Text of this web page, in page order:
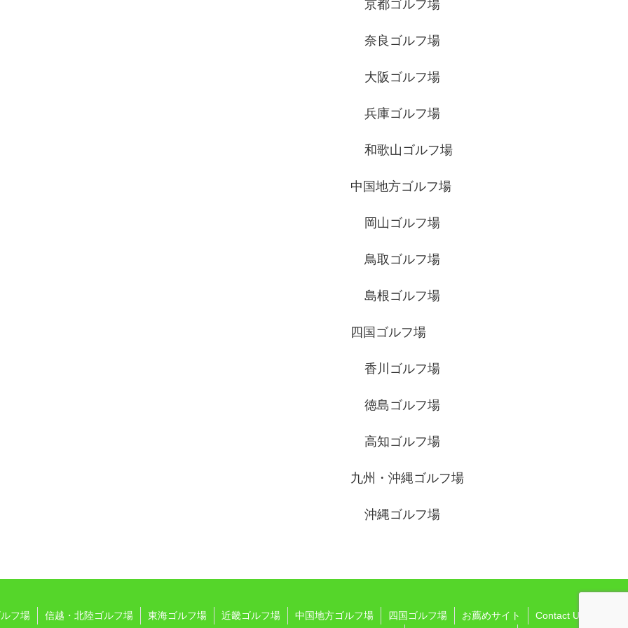
京都ゴルフ場
奈良ゴルフ場
大阪ゴルフ場
兵庫ゴルフ場
和歌山ゴルフ場
中国地方ゴルフ場
岡山ゴルフ場
鳥取ゴルフ場
島根ゴルフ場
四国ゴルフ場
香川ゴルフ場
徳島ゴルフ場
高知ゴルフ場
九州・沖縄ゴルフ場
沖縄ゴルフ場
フ場 信越・北陸ゴルフ場 東海ゴルフ場 近畿ゴルフ場 中国地方ゴルフ場 四国ゴルフ場 お薦めサイト
Contact Us